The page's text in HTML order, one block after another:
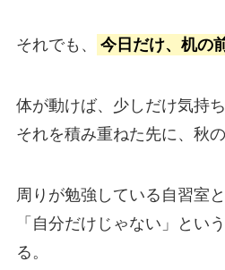
それでも、 今日だけ、机の
体が動けば、少しだけ気持
それを積み重ねた先に、秋
周りが勉強している自習室
「自分だけじゃない」とい
る。